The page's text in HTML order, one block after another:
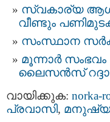
സ്വകാര്യ
വീണ്ടും
സംസ്ഥാന
മൂന്നാർ
ലൈസന്‍സ്
വായിക്കുക: norka-
പ്രവാസി,